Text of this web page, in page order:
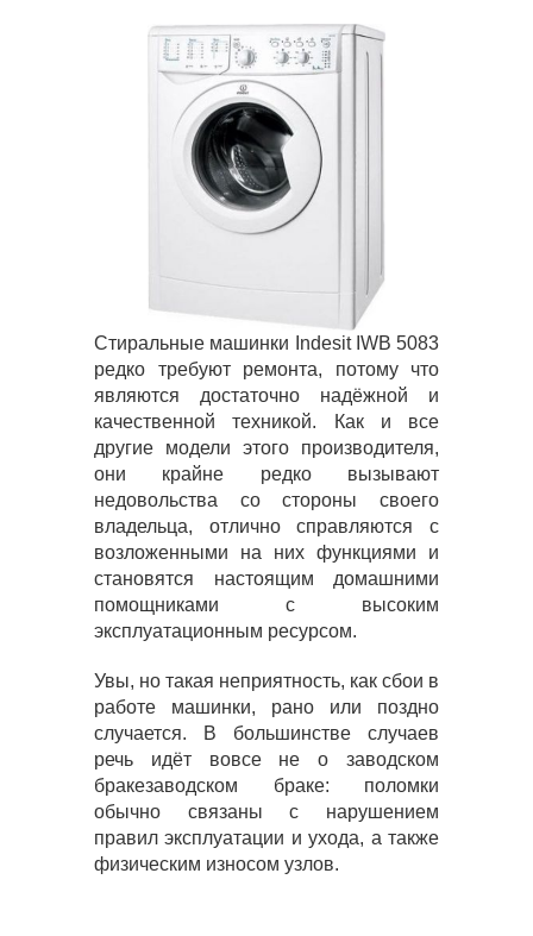
Стиральные машинки Indesit IWB 5083
редко требуют ремонта, потому что
являются достаточно надёжной и
качественной техникой. Как и все
другие модели этого производителя,
они крайне редко вызывают
недовольства со стороны своего
владельца, отлично справляются с
возложенными на них функциями и
становятся настоящим домашними
помощниками с высоким
эксплуатационным ресурсом.
Увы, но такая неприятность, как сбои в
работе машинки, рано или поздно
случается. В большинстве случаев
речь идёт вовсе не о заводском
бракезаводском браке: поломки
обычно связаны с нарушением
правил эксплуатации и ухода, а также
физическим износом узлов.